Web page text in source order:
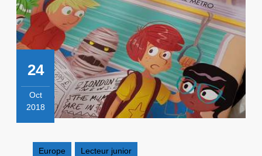
24
Oct
2018
2018
Europe
Lecteur junior